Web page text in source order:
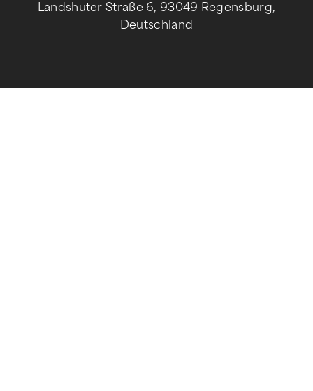
Landshuter Straße 6, 93049 Regensburg,
Deutschland